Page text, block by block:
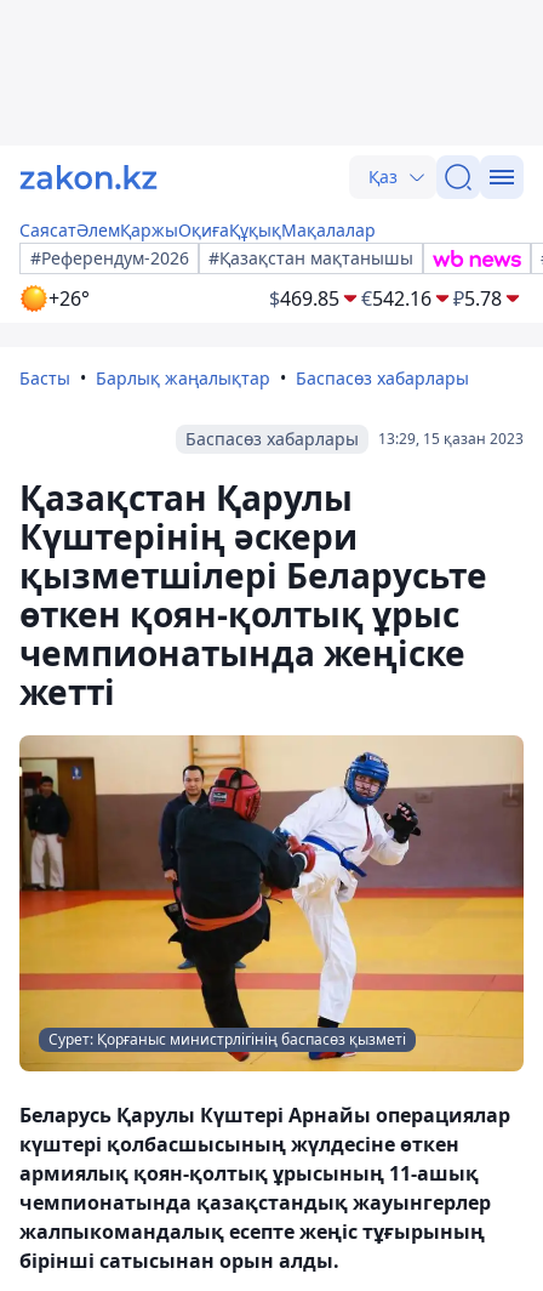
Қаз
СаясатӘлемҚаржыОқиғаҚұқықМақалалар
#Референдум-2026
#Қазақстан мақтанышы
+26° $469.85 €542.16 ₽5.78
Басты Барлық жаңалықтар Баспасөз хабарлары
13:29, 15 қазан 2023
Баспасөз хабарлары
Қазақстан Қарулы
Күштерінің әскери
қызметшілері Беларусьте
өткен қоян-қолтық ұрыс
чемпионатында жеңіске
жетті
Сурет: Қорғаныс министрлігінің баспасөз қызметі
Беларусь Қарулы Күштері Арнайы операциялар
күштері қолбасшысының жүлдесіне өткен
армиялық қоян-қолтық ұрысының 11-ашық
чемпионатында қазақстандық жауынгерлер
жалпыкомандалық есепте жеңіс тұғырының
бірінші сатысынан орын алды.